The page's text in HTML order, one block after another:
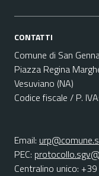
CONTATTI
Comune di San
Piazza Regina
Vesuviano (NA)
Codice fiscale / P.
Email:
PEC:
Centralino unico: